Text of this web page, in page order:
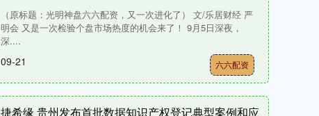
（原标题：光明神盘六六配资，又一次进化了） 文/乐居财经 严
明会 又是一次检验个盘市场热度的机会来了！ 9月5日深夜，
深....
09-21 六六配资
捷希缘 贵州发布首批数据知识产权登记典型案例和应